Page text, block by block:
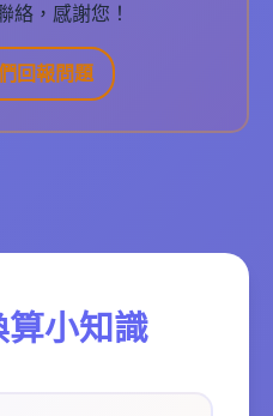
絡，感謝您！
回報問題
小知識